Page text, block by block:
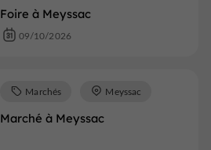
Foire à Meyssac
09/10/2026
Marché à Meyssac
Marchés Meyssac